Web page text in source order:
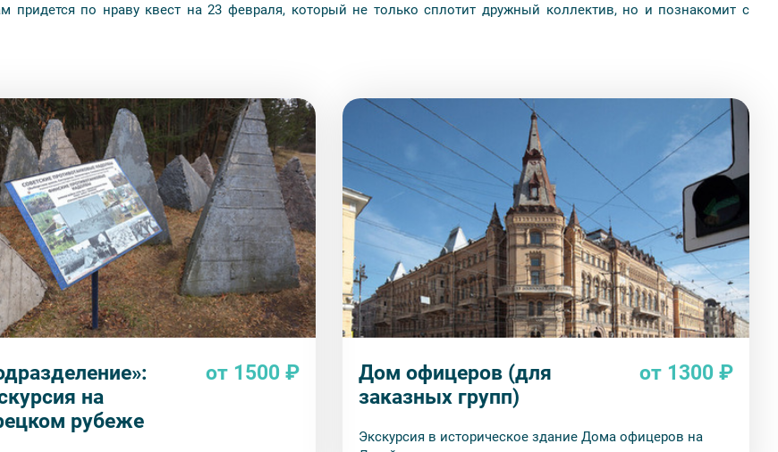
придется по нраву квест на 23 февраля, который не только сплотит дружный коллектив, но и познакомит с
на
рубеже
от 1500 ₽
Дом офицеров (для
заказных групп)
от 1300 ₽
Экскурсия в историческое здание Дома офицеров на